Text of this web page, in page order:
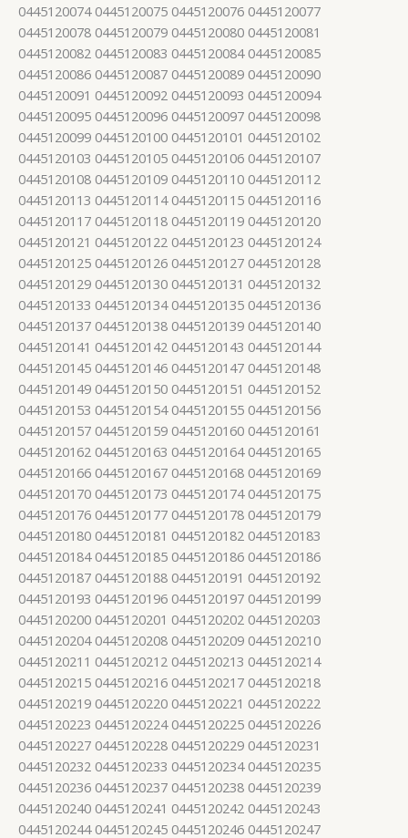
0445120074 0445120075 0445120076 0445120077
0445120078 0445120079 0445120080 0445120081
0445120082 0445120083 0445120084 0445120085
0445120086 0445120087 0445120089 0445120090
0445120091 0445120092 0445120093 0445120094
0445120095 0445120096 0445120097 0445120098
0445120099 0445120100 0445120101 0445120102
0445120103 0445120105 0445120106 0445120107
0445120108 0445120109 0445120110 0445120112
0445120113 0445120114 0445120115 0445120116
0445120117 0445120118 0445120119 0445120120
0445120121 0445120122 0445120123 0445120124
0445120125 0445120126 0445120127 0445120128
0445120129 0445120130 0445120131 0445120132
0445120133 0445120134 0445120135 0445120136
0445120137 0445120138 0445120139 0445120140
0445120141 0445120142 0445120143 0445120144
0445120145 0445120146 0445120147 0445120148
0445120149 0445120150 0445120151 0445120152
0445120153 0445120154 0445120155 0445120156
0445120157 0445120159 0445120160 0445120161
0445120162 0445120163 0445120164 0445120165
0445120166 0445120167 0445120168 0445120169
0445120170 0445120173 0445120174 0445120175
0445120176 0445120177 0445120178 0445120179
0445120180 0445120181 0445120182 0445120183
0445120184 0445120185 0445120186 0445120186
0445120187 0445120188 0445120191 0445120192
0445120193 0445120196 0445120197 0445120199
0445120200 0445120201 0445120202 0445120203
0445120204 0445120208 0445120209 0445120210
0445120211 0445120212 0445120213 0445120214
0445120215 0445120216 0445120217 0445120218
0445120219 0445120220 0445120221 0445120222
0445120223 0445120224 0445120225 0445120226
0445120227 0445120228 0445120229 0445120231
0445120232 0445120233 0445120234 0445120235
0445120236 0445120237 0445120238 0445120239
0445120240 0445120241 0445120242 0445120243
0445120244 0445120245 0445120246 0445120247